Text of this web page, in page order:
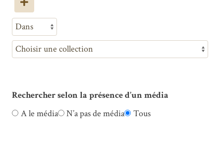
Rechercher selon la présence d’un média
A le média
N’a pas de média Tous